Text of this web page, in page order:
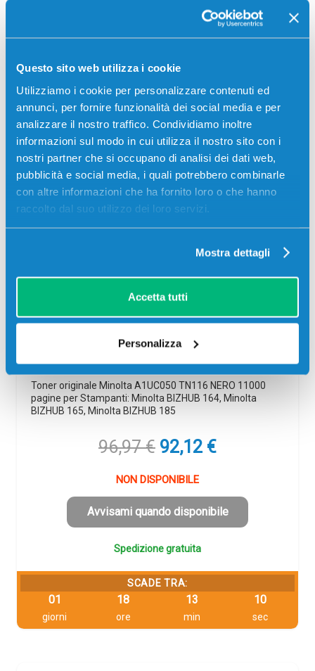
Questo sito web utilizza i cookie
Utilizziamo i cookie per personalizzare contenuti ed
annunci, per fornire funzionalità dei social media e per
analizzare il nostro traffico. Condividiamo inoltre
informazioni sul modo in cui utilizza il nostro sito con i
nostri partner che si occupano di analisi dei dati web,
pubblicità e social media, i quali potrebbero combinarle
con altre informazioni che ha fornito loro o che hanno
raccolto dal suo utilizzo dei loro servizi.
Mostra dettagli
Accetta tutti
Personalizza
giorni ore
Più acquisti, più risparmi:
Visita la pagina prodotto per
visualizzare l'offerta
-5%
Toner originale Minolta A1UC050 TN116
NERO
Codice:A1UC050
Toner originale Minolta A1UC050 TN116 NERO 11000
pagine per Stampanti: Minolta BIZHUB 164, Minolta
BIZHUB 165, Minolta BIZHUB 185
96,97€ Il
originale
era:
96,97 €.
92,12 €Il
è:
92,12 €.
NON DISPONIBILE
Avvisami quando disponibile
Spedizione gratuita
SCADE TRA:
01
giorni
18
ore
13
min
09
sec